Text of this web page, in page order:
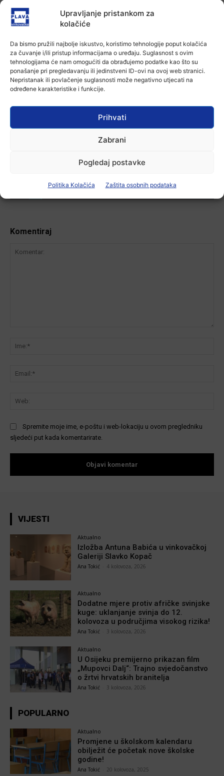
Upravljanje pristankom za
kolačiće
Da bismo pružili najbolje iskustvo, koristimo tehnologije poput kolačića
za čuvanje i/ili pristup informacijama o uređaju. Suglasnost s ovim
tehnologijama će nam omogućiti da obrađujemo podatke kao što su
ponašanje pri pregledavanju ili jedinstveni ID-ovi na ovoj web stranici.
Nepristanak ili povlačenje suglasnosti može negativno utjecati na
određene karakteristike i funkcije.
Prihvati
Zabrani
Pogledaj postavke
Politika Kolačića Zaštita osobnih podataka
4 kolovoza, 2026
Aktualno
Dodatne mjere protiv afričke svinjske
kuge: uklanjanje svinja do 12.
kolovoza u područjima visokog rizika!
3 kolovoza, 2026
U Osijeku premijerno prikazan film
„Mupovci Dalj“: Trajno svjedočanstvo
o žrtvi hrvatskih branitelja
3 kolovoza, 2026
Komentiraj
Spremite moje ime, e-poštu i web-lokaciju u ovom pregledniku
sljedeći put kada komentarirate.
VIJESTI
Aktualno
Izložba Antuna Babića u vinkovačkoj
Galeriji Slavko Kopač
Ana Tokić 4 kolovoza, 2026
Aktualno
Dodatne mjere protiv afričke svinjske
kuge: uklanjanje svinja do 12.
kolovoza u područjima visokog rizika!
Ana Tokić 3 kolovoza, 2026
Aktualno
U Osijeku premijerno prikazan film
„Mupovci Dalj“: Trajno svjedočanstvo
o žrtvi hrvatskih branitelja
Ana Tokić 3 kolovoza, 2026
POPULARNO
Aktualno
Promjene u školskom kalendaru
obilježit će početak nove školske
godine!
Ana Tokić 20 kolovoza, 2025